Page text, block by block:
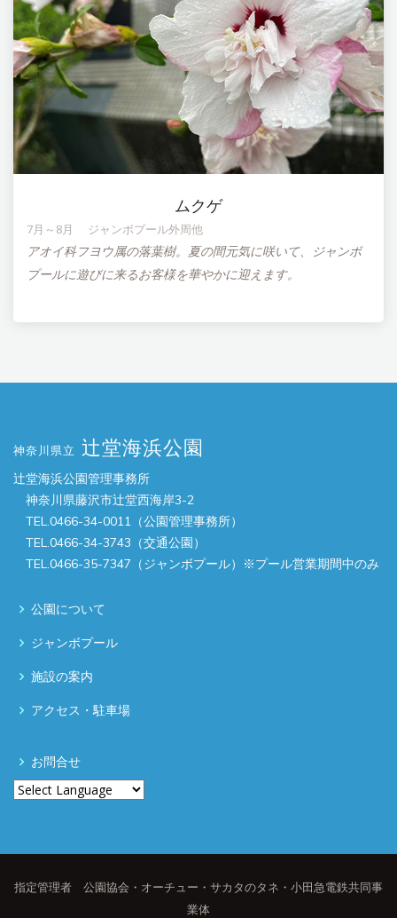
ムクゲ
7月～8月 ジャンボプール外周他
アオイ科フヨウ属の落葉樹。夏の間元気に咲いて、ジャンボ
プールに遊びに来るお客様を華やかに迎えます。
神奈川県立 辻堂海浜公園
辻堂海浜公園管理事務所
神奈川県藤沢市辻堂西海岸3-2
TEL.0466-34-0011（公園管理事務所）
TEL.0466-34-3743（交通公園）
TEL.0466-35-7347（ジャンボプール）※プール営業期間中のみ
公園について
ジャンボプール
施設の案内
アクセス・駐車場
お問合せ
指定管理者 公園協会・オーチュー・サカタのタネ・小田急電鉄共同事
業体